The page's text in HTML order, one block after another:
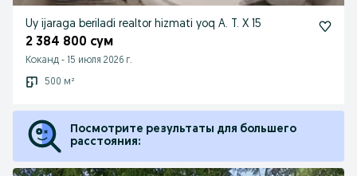
Uy ijaraga beriladi realtor hizmati yoq A. T. X 15
2 384 800 сум
Коканд - 15 июля 2026 г.
500 м²
Посмотрите результаты для большего
расстояния: